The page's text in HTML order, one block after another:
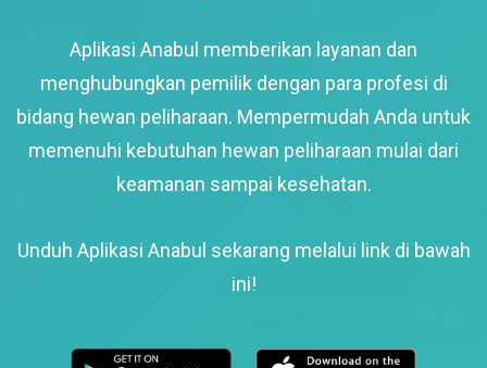
Aplikasi Anabul memberikan layanan dan
menghubungkan pemilik dengan para profesi di
bidang hewan peliharaan. Mempermudah Anda untuk
memenuhi kebutuhan hewan peliharaan mulai dari
keamanan sampai kesehatan.
Unduh Aplikasi Anabul sekarang melalui link di bawah
ini!